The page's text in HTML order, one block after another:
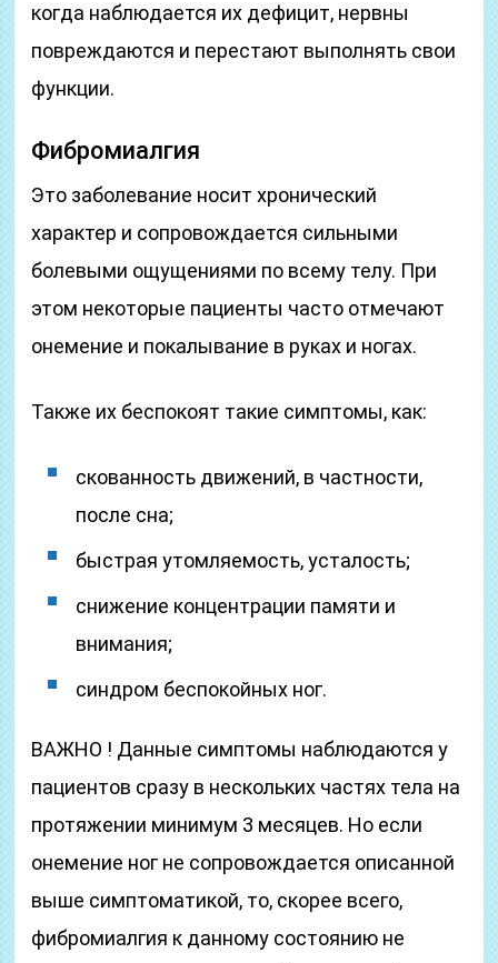
когда наблюдается их дефицит, нервны
повреждаются и перестают выполнять свои
функции.
Фибромиалгия
Это заболевание носит хронический
характер и сопровождается сильными
болевыми ощущениями по всему телу. При
этом некоторые пациенты часто отмечают
онемение и покалывание в руках и ногах.
Также их беспокоят такие симптомы, как:
скованность движений, в частности,
после сна;
быстрая утомляемость, усталость;
снижение концентрации памяти и
внимания;
синдром беспокойных ног.
ВАЖНО ! Данные симптомы наблюдаются у
пациентов сразу в нескольких частях тела на
протяжении минимум 3 месяцев. Но если
онемение ног не сопровождается описанной
выше симптоматикой, то, скорее всего,
фибромиалгия к данному состоянию не